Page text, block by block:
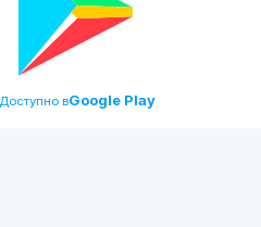
Доступно вGoogle Play